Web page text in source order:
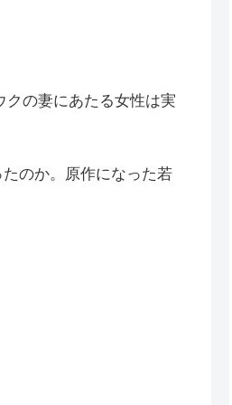
の妻にあたる女性は実
のか。原作になった若